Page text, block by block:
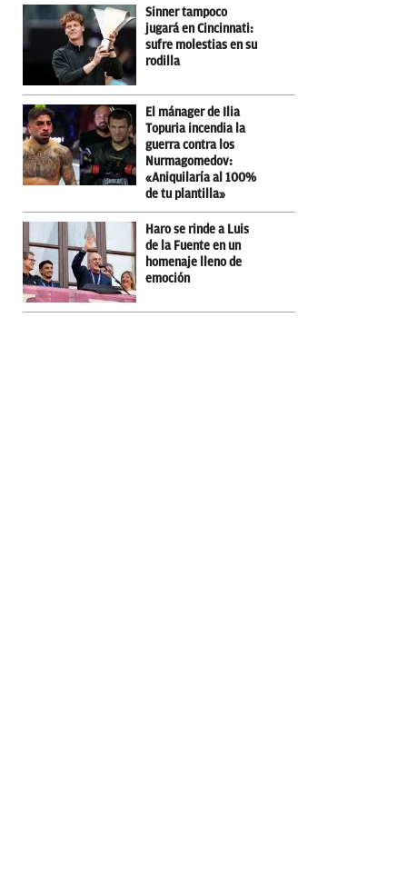
Sinner tampoco
jugará en Cincinnati:
sufre molestias en su
rodilla
El mánager de Ilia
Topuria incendia la
guerra contra los
Nurmagomedov:
«Aniquilaría al 100%
de tu plantilla»
Haro se rinde a Luis
de la Fuente en un
homenaje lleno de
emoción